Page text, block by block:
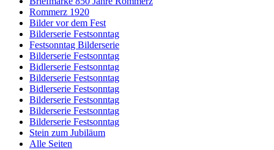
Rommerz 1920
Bilder vor dem Fest
Bilderserie Festsonntag
Festsonntag Bilderserie
Bilderserie Festsonntag
Bidlerserie Festsonntag
Bilderserie Festsonntag
Bidlerserie Festsonntag
Bilderserie Festsonntag
Bilderserie Festsonntag
Bilderserie Festsonntag
Stein zum Jubiläum
Alle Seiten